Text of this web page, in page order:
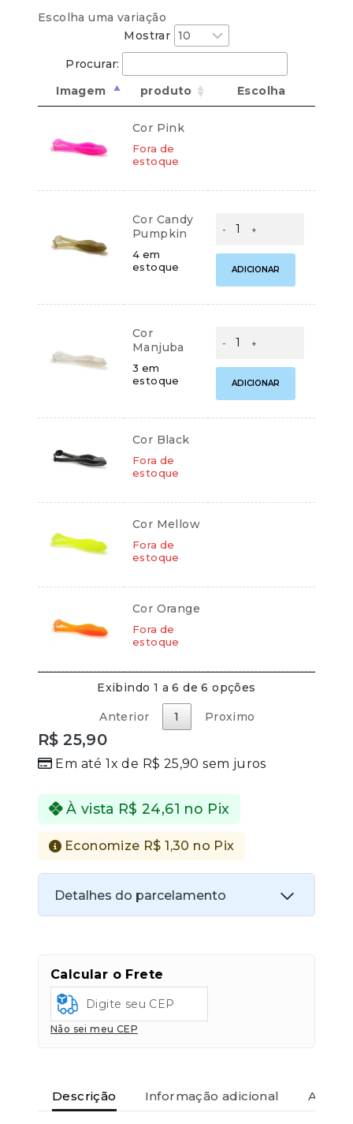
out
Escolha uma variação
Mostrar
Procurar:
Imagem
produto Escolha
Cor Pink
Fora de
estoque
Cor Candy
Pumpkin
4 em
estoque
Artificial
9cm
(Pacote
com
quantidade
ADICIONAR
Cor
Manjuba
3 em
estoque
Artificial
9cm
(Pacote
com
quantidade
ADICIONAR
Cor Black
Fora de
estoque
Cor Mellow
Fora de
estoque
Cor Orange
Fora de
estoque
Exibindo 1 a 6 de 6 opções
Anterior 1 Proximo
R$25,90
Em até 1x de R$ 25,90 sem juros
À vista R$24,61 no Pix
Economize R$1,30 no Pix
Detalhes do parcelamento
EconomizeR$
Calcular o Frete
Não sei meu CEP
Descrição Informação adicional